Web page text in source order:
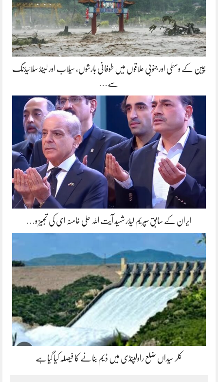
چین کے وسطی اور جنوبی علاقوں میں طوفانی بارشوں، سیلاب اور لینڈ سلائیڈنگ
سے…
ایران کے سابق سپریم لیڈر شہید آیت اللہ علی خامنہ ای کی تجہیز و…
کلر سیداں ضلع راولپنڈی میں ڈیم بنانے کا فیصلہ کیا گیاہے